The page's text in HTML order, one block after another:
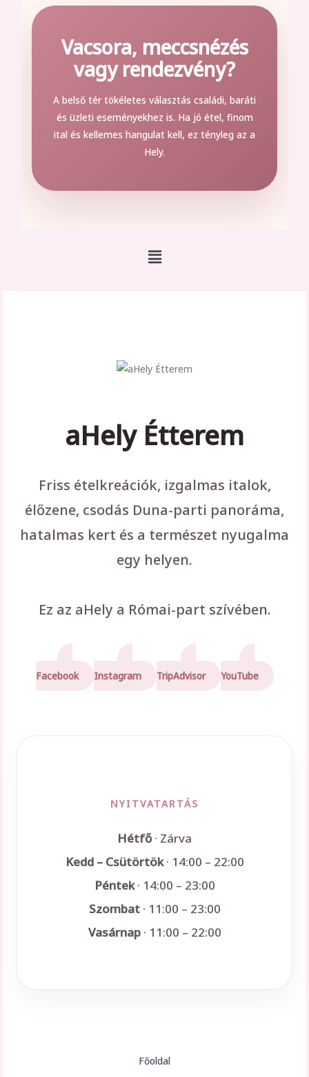
Vacsora, meccsnézés
vagy rendezvény?
A belső tér tökéletes választás családi, baráti
és üzleti eseményekhez is. Ha jó étel, finom
ital és kellemes hangulat kell, ez tényleg az a
Hely.
Main
aHely Étterem
Friss ételkreációk, izgalmas italok,
élőzene, csodás Duna-parti panoráma,
hatalmas kert és a természet nyugalma
egy helyen.
Ez az aHely a Római-part szívében.
Facebook Instagram TripAdvisor YouTube
NYITVATARTÁS
Hétfő· Zárva
Kedd – Csütörtök· 14:00 – 22:00
Péntek· 14:00 – 23:00
Szombat· 11:00 – 23:00
Vasárnap· 11:00 – 22:00
Főoldal